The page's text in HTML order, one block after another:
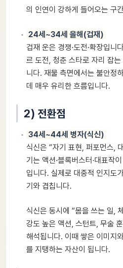
의 인연이 강하게 들어오는 구
24세~34세 을해(겁재)
겁재 운은 경쟁·도전·확장입니
르 도전, 청춘 스타로 자리 잡
니다. 재물 측면에서는 불안정
데 매우 유리한 흐름입니다.
2) 전환점
34세~44세 병자(식신)
식신은 “자기 표현, 퍼포먼스,
기는 액션·블록버스터·대표작
입니다. 실제로 대중적 인지도
기와 겹칩니다.
식신은 동시에 “몸을 쓰는 일,
강도 높은 액션, 스턴트, 무술
해석됩니다. 이때 쌓은 이미지
를 지탱하는 자산이 됩니다.